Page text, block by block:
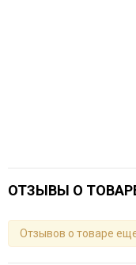
ОТЗЫВЫ О
Отзывов о товаре